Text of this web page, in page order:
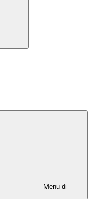
Menu di